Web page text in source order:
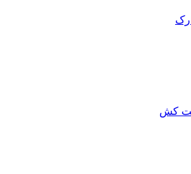
کش